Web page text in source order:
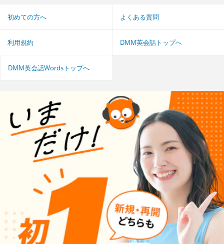
初めての方へ よくある質問
利用規約 DMM英会話トップへ
DMM英会話Wordsトップへ